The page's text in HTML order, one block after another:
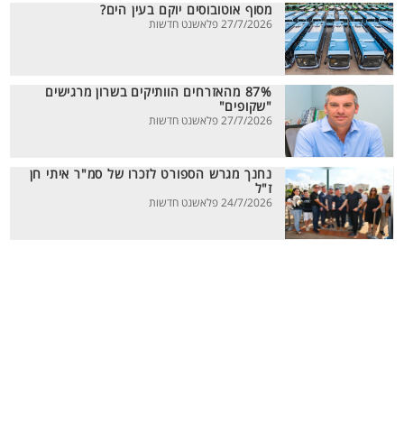
מסוף אוטובוסים יוקם בעין הים?
27/7/2026 פלאשנט חדשות
87% מהאזרחים הוותיקים בשרון מרגישים
"שקופים"
27/7/2026 פלאשנט חדשות
נחנך מגרש הספורט לזכרו של סמ"ר איתי חן
ז"ל
24/7/2026 פלאשנט חדשות